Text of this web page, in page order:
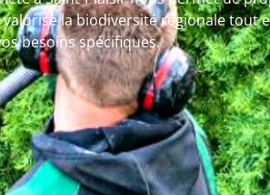
la biodiversité régionale tout
besoins spécifiques.